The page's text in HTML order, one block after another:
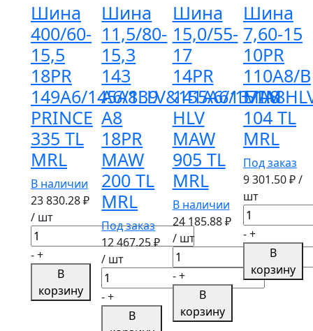
Шина
400/60-
15,5
18PR
149A6/145A8LLV&155A6/
PRINCE
335 TL
MRL
В наличии
23 830.28₽
/ шт
Количество
товара
Шина
15,5
-+
В
корзину
Шина
11,5/80-
15,3
143
A6/139
A8
18PR
MAW
200 TL
MRL
Под заказ
12 467.25₽
/ шт
Количество
товара
Шина
-+
В
Шина
15,0/55-
17
14PR
141A6/137A8
HLV
MAW
905 TL
MRL
В наличии
24 185.88₽
/ шт
Количество
товара
Шина
17
-+
В
корзину
Шина
7,60-15
10PR
110A8/B
MIM
104 TL
MRL
Под заказ
9 301.50₽ /
шт
Количество
товара
Шина
15
-+
В
корзину